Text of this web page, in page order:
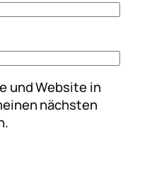
und Website in
nächsten